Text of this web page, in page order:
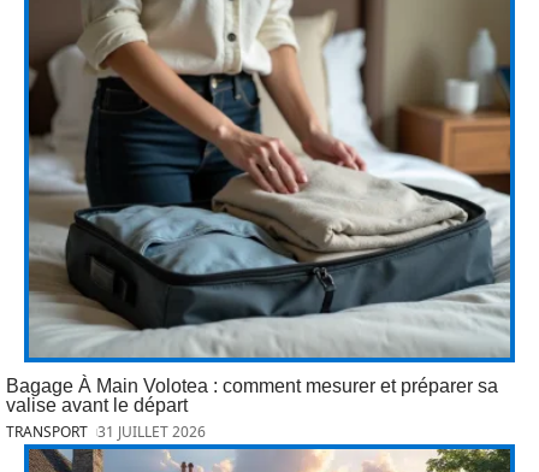
Bagage À Main Volotea : comment mesurer et préparer sa
valise avant le départ
TRANSPORT 31 JUILLET 2026